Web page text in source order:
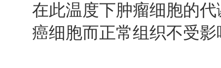
在此温度下肿瘤细胞的
癌细胞而正常组织不受影